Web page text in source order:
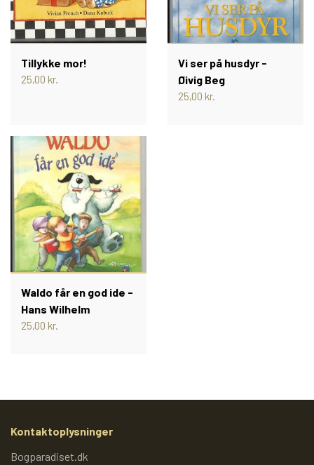
Tillykke mor!
25,00 kr.
Vi ser på husdyr -
Øivig Beg
25,00 kr.
Waldo får en god ide -
Hans Wilhelm
25,00 kr.
Kontaktoplysninger
Bogparadiset.dk